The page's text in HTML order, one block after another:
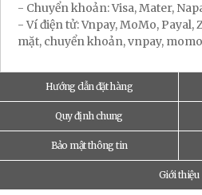
- Chuyển khoản: Visa, Mater,
- Ví điện tử: Vnpay, MoMo,
mặt, chuyển khoản, vnpay,
Hướng dẫn đặt hàng
Quy định chung
Bảo mật thông tin
Giới thiệu